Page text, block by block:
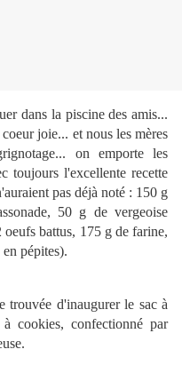
dans la piscine des amis...
joie... et nous les mères
on emporte les
toujours l'excellente recette
pas déjà noté : 150 g
50 g de vergeoise
battus, 175 g de farine,
pépites).
trouvée d'inaugurer le sac à
cookies, confectionné par